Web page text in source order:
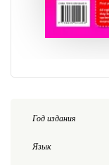
Год издания
Язык